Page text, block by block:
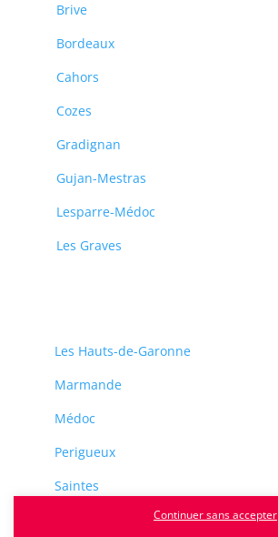
Brive
Bordeaux
Cahors
Cozes
Gradignan
Gujan-Mestras
Lesparre-Médoc
Les Graves
Les Hauts-de-Garonne
Marmande
Médoc
Perigueux
Saintes
Continuer sans accepter